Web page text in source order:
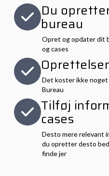
Du
bureau
Opret og opdater dit
og cases
Det koster ikke
Bureau
Tilføj
cases
Desto mere relevant
du opretter desto
finde jer